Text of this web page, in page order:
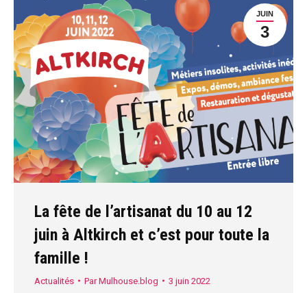
JUIN
3
La fête de l’artisanat du 10 au 12
juin à Altkirch et c’est pour toute la
famille !
Actualités ParMulhouse.blog 3 juin 2022